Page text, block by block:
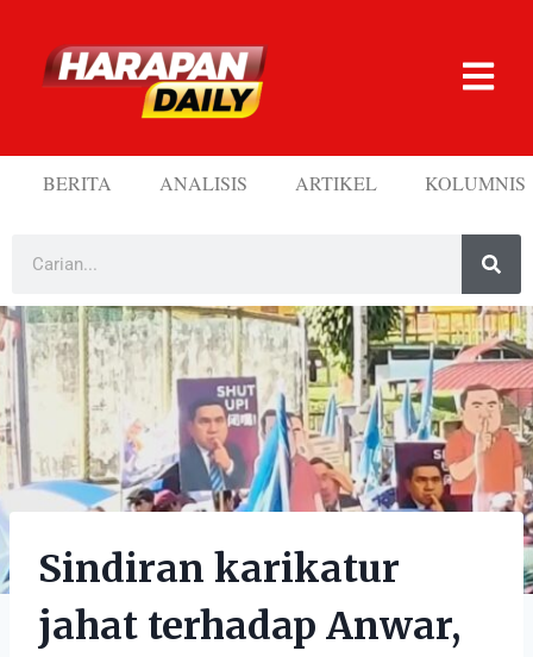
BERITA ANALISIS ARTIKEL KOLUMNIS
Sindiran karikatur
jahat terhadap Anwar,